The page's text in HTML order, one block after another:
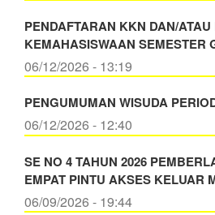
PENDAFTARAN KKN DAN/
KEMAHASISWAAN SEMESTER
06/12/2026 - 13:19
PENGUMUMAN WISUDA
06/12/2026 - 12:40
SE NO 4 TAHUN 2026
EMPAT PINTU AKSES KELUAR
06/09/2026 - 19:44